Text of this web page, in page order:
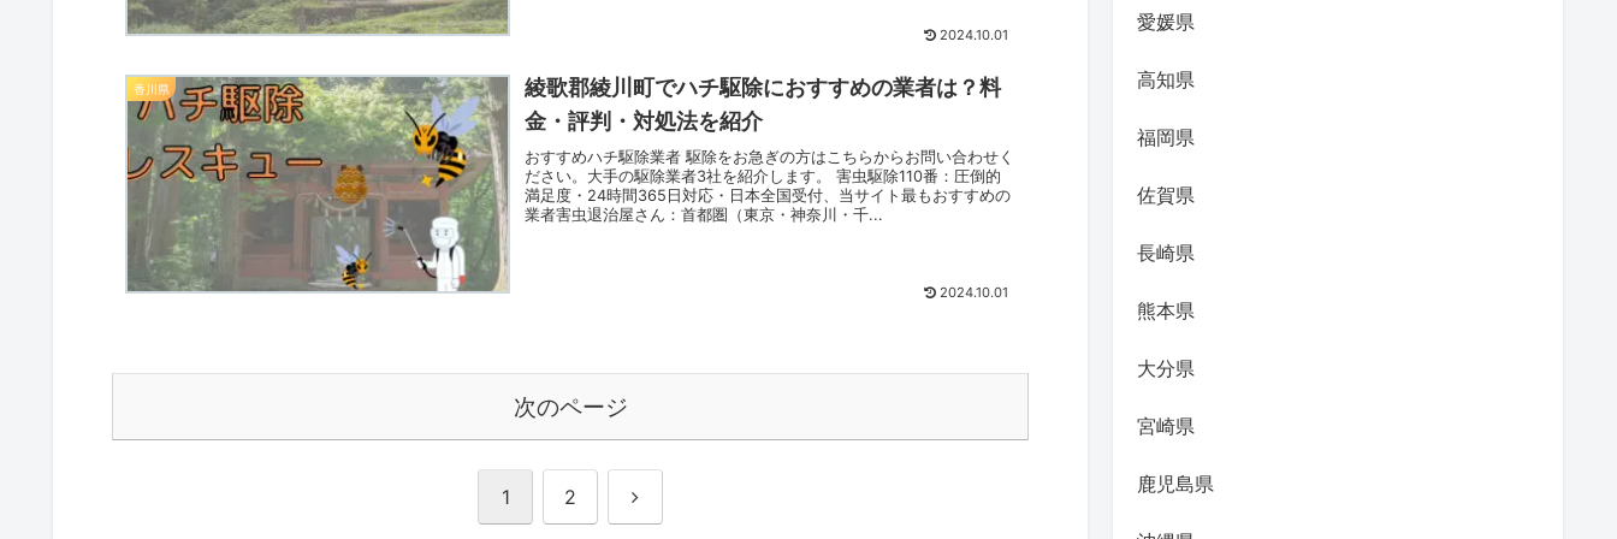
2024.10.01
香川県
綾歌郡綾川町でハチ駆除におすすめの業者は？料
金・評判・対処法を紹介
おすすめハチ駆除業者 駆除をお急ぎの方はこちらからお問い合わせく
ださい。大手の駆除業者3社を紹介します。 害虫駆除110番：圧倒的
満足度・24時間365日対応・日本全国受付、当サイト最もおすすめの
業者害虫退治屋さん：首都圏（東京・神奈川・千...
2024.10.01
次のページ
1 2 次
愛媛県
高知県
福岡県
佐賀県
長崎県
熊本県
大分県
宮崎県
鹿児島県